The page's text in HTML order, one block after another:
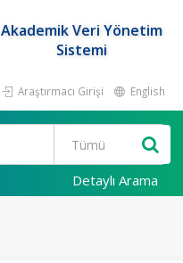
Akademik Veri Yönetim
Sistemi
Araştırmacı Girişi English
Detaylı Arama